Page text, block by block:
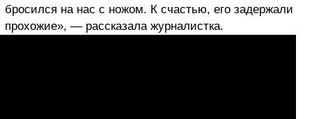
бросился на нас с ножом. К счастью, его задержали
прохожие», — рассказала журналистка.